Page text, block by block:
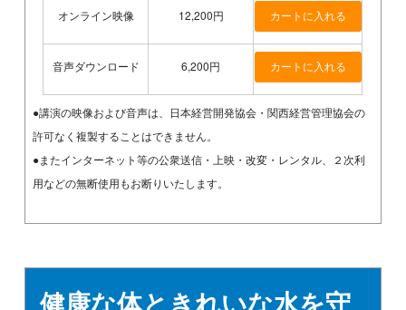
オンライン映像 12,200円
音声ダウンロード 6,200円
●講演の映像および音声は、日本経営開発協会・関西経営管理協会の
許可なく複製することはできません。
●またインターネット等の公衆送信・上映・改変・レンタル、２次利
用などの無断使用もお断りいたします。
健康な体ときれいな水を守